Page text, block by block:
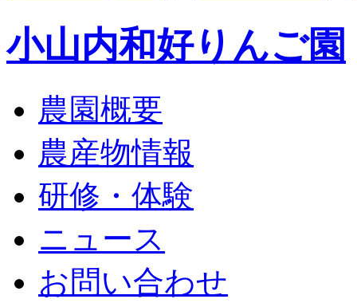
小山内和好りんご園
農園概要
農産物情報
研修・体験
ニュース
お問い合わせ